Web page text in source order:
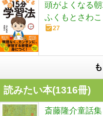
頭がよくなる
ふくもとさわこ
27
読みたい本(1316冊)
斎藤隆介童話